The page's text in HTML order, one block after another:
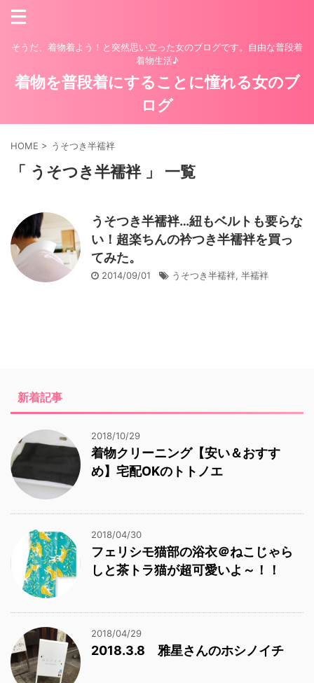
そうだ、着物着よう！と突然思い立った女のブログです。自由な普段着
着物生活♪
着物を普段着にすることに憧れる女のブ
ログ
HOME > うそつき半襦袢
「 うそつき半襦袢 」 一覧
うそつき半襦袢…紐もベルトも要らな
い！超楽ちんの衿つき半襦袢を買っ
てみた。
2014/09/01 うそつき半襦袢, 半襦袢
新着記事
2018/10/29
着物クリーニング【安い＆おすす
め】宅配OKのトトノエ
2018/04/30
フェリシモ猫部の浴衣＠ねこじゃら
しと茶トラ猫が超可愛いよ～！！
2018/04/29
2018.3.8 雅星さんのホシノイチ